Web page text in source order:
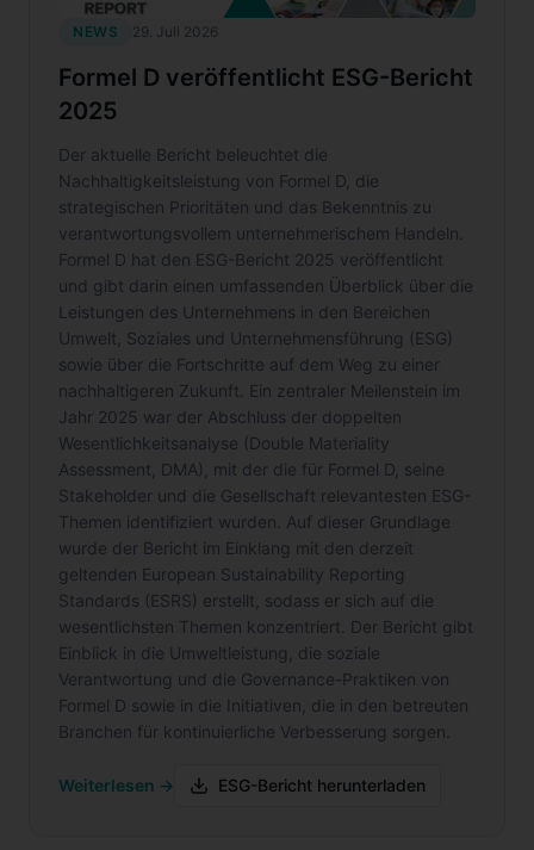
NEWS 29. Juli 2026
Formel D veröffentlicht ESG-Bericht
2025
Der aktuelle Bericht beleuchtet die
Nachhaltigkeitsleistung von Formel D, die
strategischen Prioritäten und das Bekenntnis zu
verantwortungsvollem unternehmerischem Handeln.
Formel D hat den ESG-Bericht 2025 veröffentlicht
und gibt darin einen umfassenden Überblick über die
Leistungen des Unternehmens in den Bereichen
Umwelt, Soziales und Unternehmensführung (ESG)
sowie über die Fortschritte auf dem Weg zu einer
nachhaltigeren Zukunft. Ein zentraler Meilenstein im
Jahr 2025 war der Abschluss der doppelten
Wesentlichkeitsanalyse (Double Materiality
Assessment, DMA), mit der die für Formel D, seine
Stakeholder und die Gesellschaft relevantesten ESG-
Themen identifiziert wurden. Auf dieser Grundlage
wurde der Bericht im Einklang mit den derzeit
geltenden European Sustainability Reporting
Standards (ESRS) erstellt, sodass er sich auf die
wesentlichsten Themen konzentriert. Der Bericht gibt
Einblick in die Umweltleistung, die soziale
Verantwortung und die Governance-Praktiken von
Formel D sowie in die Initiativen, die in den betreuten
Branchen für kontinuierliche Verbesserung sorgen.
Weiterlesen → ESG-Bericht herunterladen